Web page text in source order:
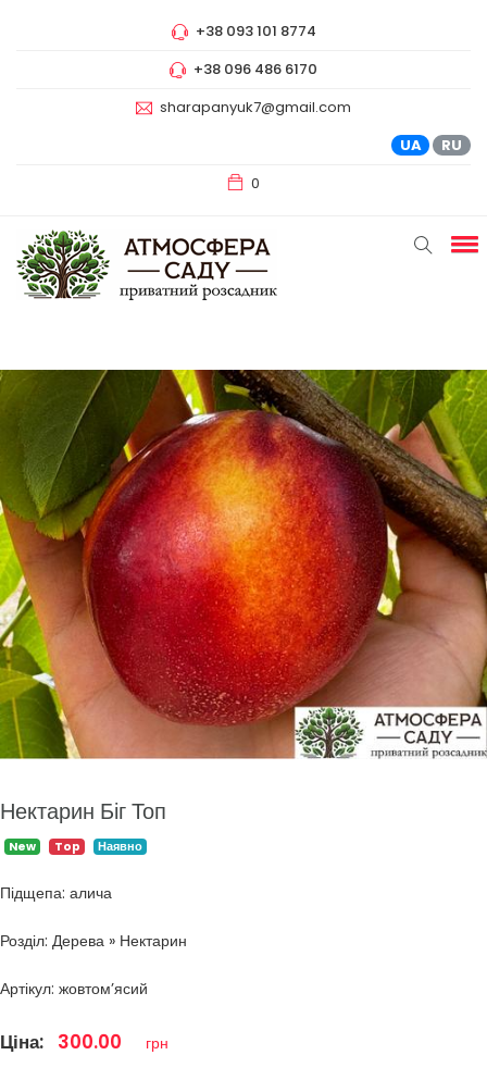
+38 093 101 8774
+38 096 486 6170
sharapanyuk7@gmail.com
UA
RU
0
Нектарин Біг Топ
New Top Наявно
Підщепа: алича
Розділ: Дерева » Нектарин
Артікул: жовтом’ясий
Ціна: 300.00 грн